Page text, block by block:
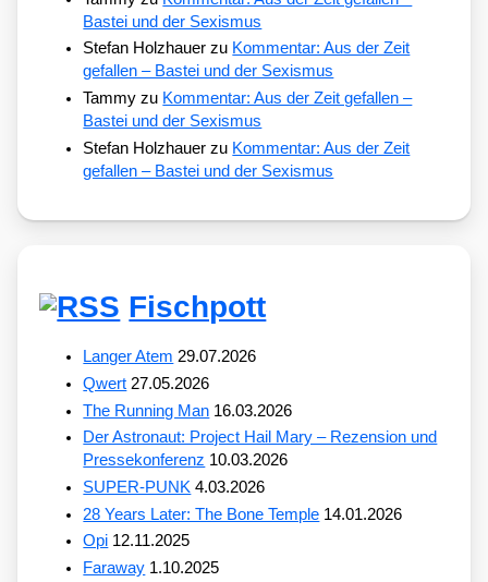
Bastei und der Sexismus
Stefan Holzhauer zu Kommentar: Aus der Zeit
gefallen – Bastei und der Sexismus
Tammy zu Kommentar: Aus der Zeit gefallen –
Bastei und der Sexismus
Stefan Holzhauer zu Kommentar: Aus der Zeit
gefallen – Bastei und der Sexismus
Fischpott
Langer Atem 29.07.2026
Qwert 27.05.2026
The Running Man 16.03.2026
Der Astronaut: Project Hail Mary – Rezension und
Pressekonferenz 10.03.2026
SUPER-PUNK 4.03.2026
28 Years Later: The Bone Temple 14.01.2026
Opi 12.11.2025
Faraway 1.10.2025